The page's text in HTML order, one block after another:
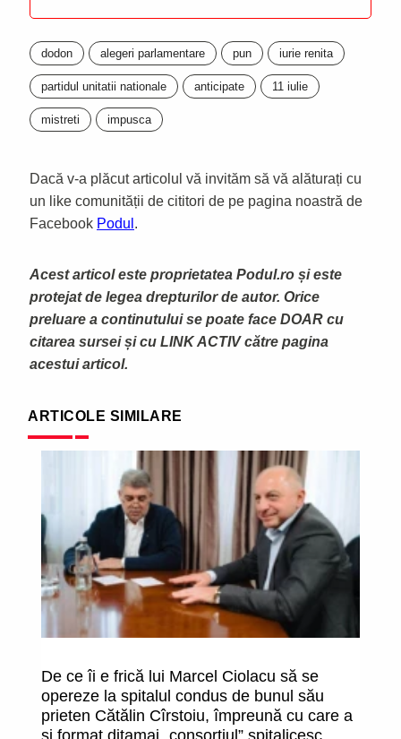
dodon alegeri parlamentare pun iurie renita
partidul unitatii nationale anticipate 11 iulie
mistreti impusca
Dacă v-a plăcut articolul vă invităm să vă alăturați cu
un like comunității de cititori de pe pagina noastră de
Facebook Podul .
Acest articol este proprietatea Podul.ro și este
protejat de legea drepturilor de autor. Orice
preluare a continutului se poate face DOAR cu
citarea sursei și cu LINK ACTIV către pagina
acestui articol.
ARTICOLE SIMILARE
De ce îi e frică lui Marcel Ciolacu să se
opereze la spitalul condus de bunul său
prieten Cătălin Cîrstoiu, împreună cu care a